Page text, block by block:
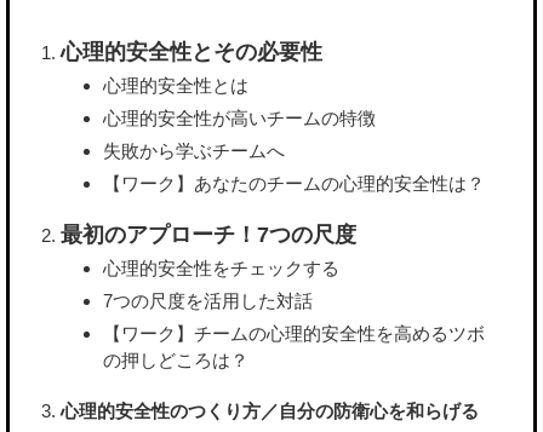
心理的安全性とその必要性
心理的安全性とは
心理的安全性が高いチームの特徴
失敗から学ぶチームへ
【ワーク】あなたのチームの心理的安全性は？
最初のアプローチ！7つの尺度
心理的安全性をチェックする
7つの尺度を活用した対話
【ワーク】チームの心理的安全性を高めるツボ
の押しどころは？
心理的安全性のつくり方／自分の防衛心を和らげる